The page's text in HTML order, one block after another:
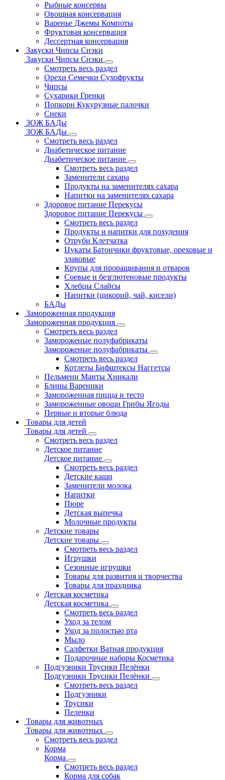
Рыбные консервы
Овощная консервация
Варенье Джемы Компоты
Фруктовая консервация
Дессертная консервация
Закуски Чипсы Снэки
Закуски Чипсы Снэки
Смотреть весь раздел
Орехи Семечки Сухофрукты
Чипсы
Сухарики Гренки
Попкорн Кукурузные палочки
Снеки
ЗОЖ БАДы
ЗОЖ БАДы
Смотреть весь раздел
Диабетическое питание
Диабетическое питание
Смотреть весь раздел
Заменители сахара
Продукты на заменителях сахара
Напитки на заменителях сахара
Здоровое питание Перекусы
Здоровое питание Перекусы
Смотреть весь раздел
Продукты и напитки для похудения
Отруби Клетчатка
Цукаты Батончики фруктовые, ореховые и
злаковые
Крупы для проращивания и отваров
Соевые и безглютеновые продукты
Хлебцы Слайсы
Напитки (цикорий, чай, кисели)
БАДы
Замороженная продукция
Замороженная продукция
Смотреть весь раздел
Замороженые полуфабрикаты
Замороженые полуфабрикаты
Смотреть весь раздел
Котлеты Бифштексы Наггетсы
Пельмени Манты Хинкали
Блины Вареники
Замороженная пицца и тесто
Замороженные овощи Грибы Ягоды
Первые и вторые блюда
Товары для детей
Товары для детей
Смотреть весь раздел
Детское питание
Детское питание
Смотреть весь раздел
Детские каши
Заменители молока
Напитки
Пюре
Детская выпечка
Молочные продукты
Детские товары
Детские товары
Смотреть весь раздел
Игрушки
Сезонные игрушки
Товары для развития и творчества
Товары для праздника
Детская косметика
Детская косметика
Смотреть весь раздел
Уход за телом
Уход за полостью рта
Мыло
Салфетки Ватная продукция
Подарочные наборы Косметика
Подгузники Трусики Пелёнки
Подгузники Трусики Пелёнки
Смотреть весь раздел
Подгузники
Трусики
Пеленки
Товары для животных
Товары для животных
Смотреть весь раздел
Корма
Корма
Смотреть весь раздел
Корма для собак